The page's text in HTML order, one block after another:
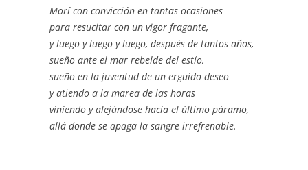
Morí con convicción en tantas ocasiones
para resucitar con un vigor fragante,
y luego y luego y luego, después de tantos años,
sueño ante el mar rebelde del estío,
sueño en la juventud de un erguido deseo
y atiendo a la marea de las horas
viniendo y alejándose hacia el último páramo,
allá donde se apaga la sangre irrefrenable.